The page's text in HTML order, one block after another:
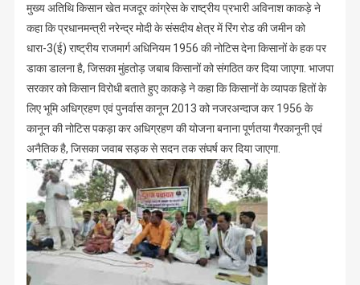
मुख्य अतिथि किसान खेत मजदूर कांग्रेस के राष्ट्रीय प्रभारी अविनाश काकड़े ने
कहा कि प्रधानमन्त्री नरेन्द्र मोदी के संसदीय क्षेत्र में रिंग रोड की जमीन को
धारा-3(ई) राष्ट्रीय राजमार्ग अधिनियम 1956 की नोटिस देना किसानों के हक पर
डाका डालना है, जिसका मुंहतोड़ जबाब किसानों को संगठित कर दिया जाएगा. भाजपा
सरकार को किसान विरोधी बताते हुए काकड़े ने कहा कि किसानों के व्यापक हितों के
लिए भूमि अधिग्रहण एवं पुनर्वास कानून 2013 को नजरअन्दाज कर 1956 के
कानून की नोटिस पकड़ा कर अधिग्रहण की योजना बनाना पूर्णतया गैरकानूनी एवं
अनैतिक है, जिसका जवाब सड़क से सदन तक संघर्ष कर दिया जाएगा.